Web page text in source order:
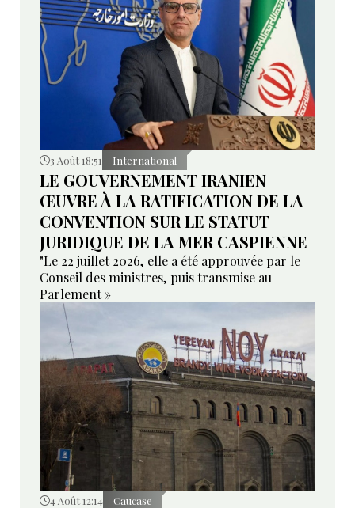
3 Août 18:51 International
LE GOUVERNEMENT IRANIEN
ŒUVRE À LA RATIFICATION DE LA
CONVENTION SUR LE STATUT
JURIDIQUE DE LA MER CASPIENNE
"Le 22 juillet 2026, elle a été approuvée par le
Conseil des ministres, puis transmise au
Parlement »
4 Août 12:14 Caucase